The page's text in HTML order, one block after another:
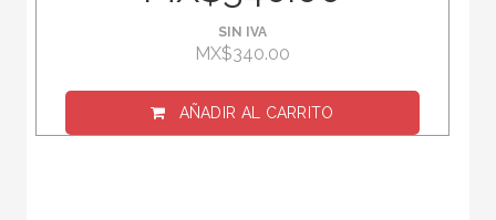
SIN IVA
MX$340.00
AÑADIR AL CARRITO